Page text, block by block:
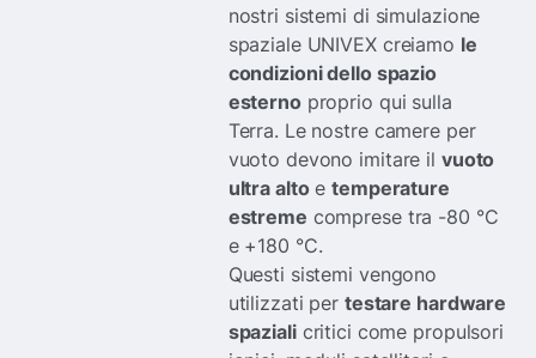
nostri sistemi di simulazione
spaziale UNIVEX creiamo le
condizioni dello spazio
esternoproprio qui sulla
Terra. Le nostre camere per
vuoto devono imitare il vuoto
ultra altoetemperature
estreme comprese tra -80 °C
e +180 °C.
Questi sistemi vengono
utilizzati per testare hardware
spazialicritici come propulsori